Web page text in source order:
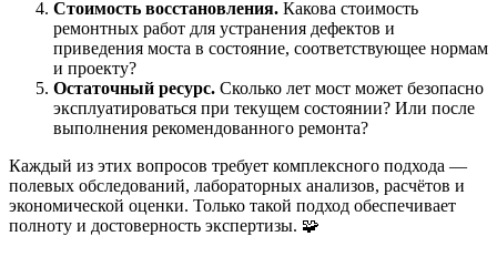
Стоимость восстановления. Какова стоимость
ремонтных работ для устранения дефектов и
приведения моста в состояние, соответствующее нормам
и проекту?
Остаточный ресурс. Сколько лет мост может безопасно
эксплуатироваться при текущем состоянии? Или после
выполнения рекомендованного ремонта?
Каждый из этих вопросов требует комплексного подхода —
полевых обследований, лабораторных анализов, расчётов и
экономической оценки. Только такой подход обеспечивает
полноту и достоверность экспертизы. 🧩